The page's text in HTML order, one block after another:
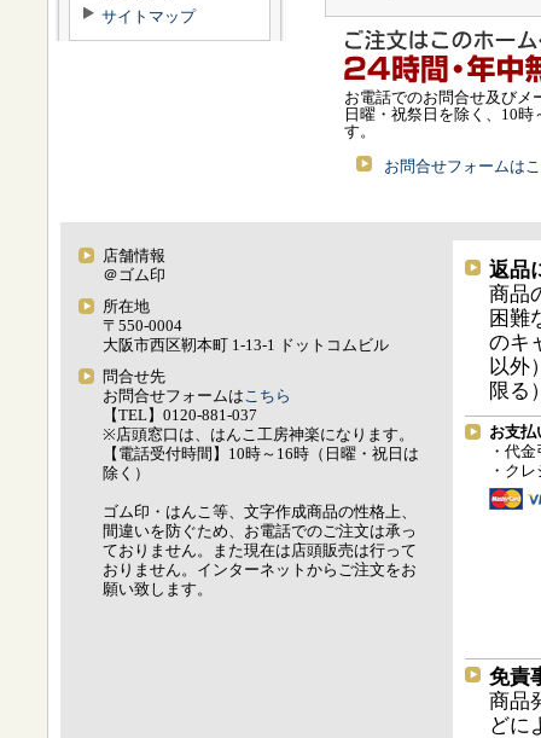
サイトマップ
お電話でのお問合せ及びメ
日曜・祝祭日を除く、10
す。
お問合せフォームは
店舗情報
＠ゴム印
所在地
〒550-0004
大阪市西区靭本町 1-13-1 ドットコムビル
問合せ先
お問合せフォームはこちら
【TEL】0120-881-037
※店頭窓口は、はんこ工房神楽になります。
【電話受付時間】10時～16時（日曜・祝日は
除く）
ゴム印・はんこ等、文字作成商品の性格上、
間違いを防ぐため、お電話でのご注文は承っ
ておりません。また現在は店頭販売は行って
おりません。インターネットからご注文をお
願い致します。
返品
商品
困難
のキ
以外
限る
お支払
・代
・ク
免責
商品
どに